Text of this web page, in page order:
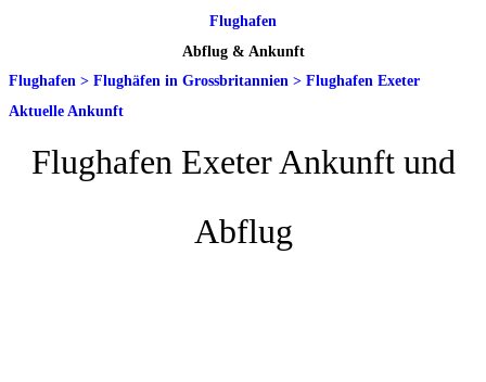
Flughafen
Abflug & Ankunft
Flughafen > Flughäfen in Grossbritannien > Flughafen Exeter
Aktuelle Ankunft
Flughafen Exeter Ankunft und
Abflug